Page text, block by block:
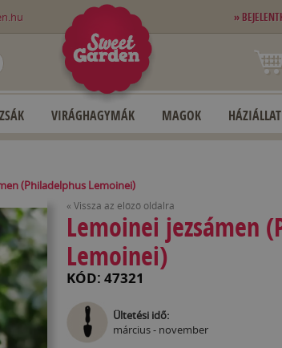
»
VIRÁGHAGYMÁK MAGOK
(Philadelphus Lemoinei)
« Vissza az előző oldalra
Lemoinei jezsámen
Lemoinei)
KÓD: 47321
Ültetési idő:
március - november